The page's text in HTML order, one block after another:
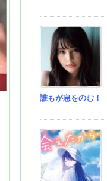
誰もが息をのむ！